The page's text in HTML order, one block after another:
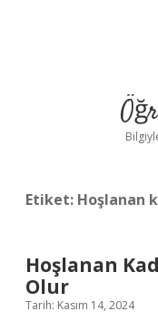
Etiket: Hoşlanan
Hoşlanan
Olur
Tarih: Kasım 14, 2024